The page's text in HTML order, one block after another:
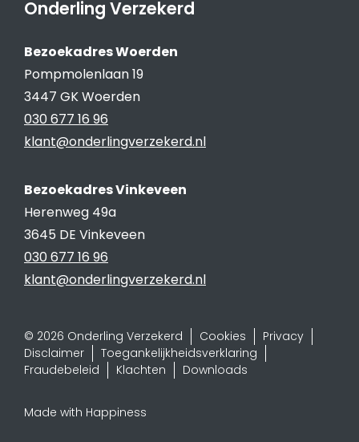
Onderling Verzekerd
Bezoekadres Woerden
Pompmolenlaan 19
3447 GK Woerden
030 677 16 96
klant@onderlingverzekerd.nl
Bezoekadres Vinkeveen
Herenweg 49a
3645 DE Vinkeveen
030 677 16 96
klant@onderlingverzekerd.nl
© 2026 Onderling Verzekerd Cookies
Privacy
Disclaimer
Toegankelijkheidsverklaring
Fraudebeleid
Klachten Downloads
Made with Happiness